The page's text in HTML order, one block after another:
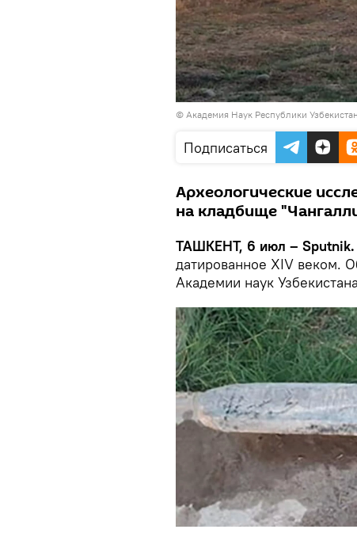
© Академия Наук Республики Узбекистан
Подписаться
Археологические
на кладбище
ТАШКЕНТ, 6 июл – Sputnik.
датированное XIV веком.
Академии наук